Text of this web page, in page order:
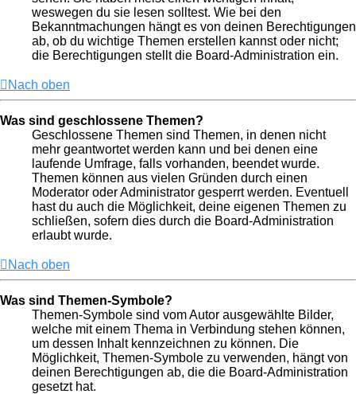
weswegen du sie lesen solltest. Wie bei den
Bekanntmachungen hängt es von deinen Berechtigungen
ab, ob du wichtige Themen erstellen kannst oder nicht;
die Berechtigungen stellt die Board-Administration ein.
Nach oben
Was sind geschlossene Themen?
Geschlossene Themen sind Themen, in denen nicht
mehr geantwortet werden kann und bei denen eine
laufende Umfrage, falls vorhanden, beendet wurde.
Themen können aus vielen Gründen durch einen
Moderator oder Administrator gesperrt werden. Eventuell
hast du auch die Möglichkeit, deine eigenen Themen zu
schließen, sofern dies durch die Board-Administration
erlaubt wurde.
Nach oben
Was sind Themen-Symbole?
Themen-Symbole sind vom Autor ausgewählte Bilder,
welche mit einem Thema in Verbindung stehen können,
um dessen Inhalt kennzeichnen zu können. Die
Möglichkeit, Themen-Symbole zu verwenden, hängt von
deinen Berechtigungen ab, die die Board-Administration
gesetzt hat.